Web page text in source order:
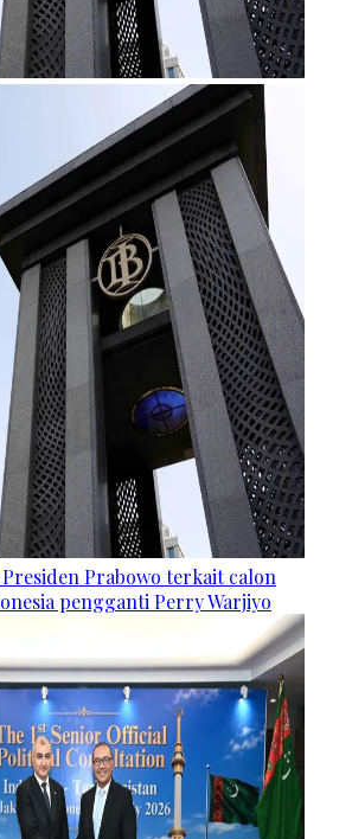
Prabowo terkait calon
pengganti Perry Warjiyo